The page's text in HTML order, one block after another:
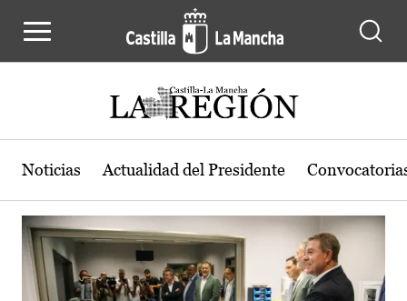
Actualidad de la región de Castilla-
Noticias Actualidad del Presidente